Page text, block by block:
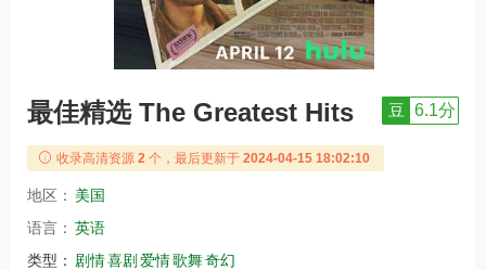
最佳精选 The Greatest Hits 豆 6.1分
收录高清资源 2 个，最后更新于 2024-04-15 18:02:10
地区： 美国
语言： 英语
类型： 剧情喜剧爱情歌舞奇幻